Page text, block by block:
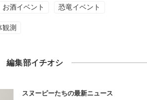
お酒イベント 恐竜イベント
測
編集部イチオシ
スヌーピーたちの最新ニュース